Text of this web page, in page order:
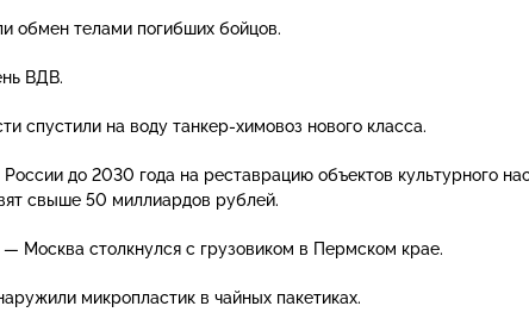
обмен телами погибших бойцов.
ВДВ.
спустили на воду танкер-химовоз нового класса.
до 2030 года на реставрацию объектов культурного
свыше 50 миллиардов рублей.
Москва столкнулся с грузовиком в Пермском крае.
микропластик в чайных пакетиках.